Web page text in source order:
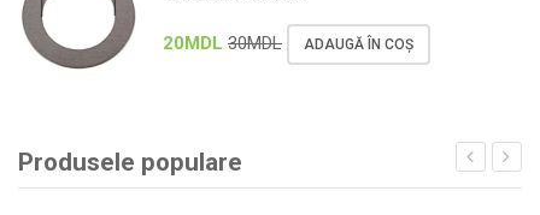
20MDL 30MDL ADAUGĂ ÎN COȘ
Produsele populare